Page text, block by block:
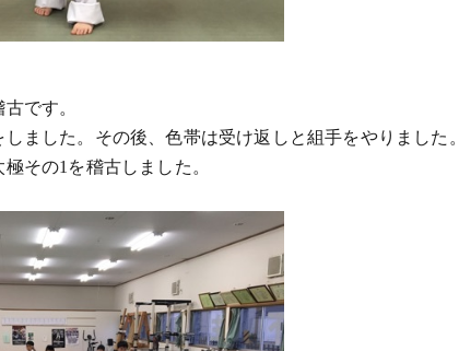
です。
ました。その後、色帯は受け返しと組手をやりました。
その1を稽古しました。